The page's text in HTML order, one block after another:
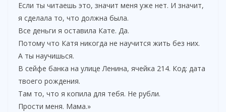
Если ты читаешь это, значит меня уже нет. И значит,
я сделала то, что должна была.
Все деньги я оставила Кате. Да.
Потому что Катя никогда не научится жить без них.
А ты научишься.
В сейфе банка на улице Ленина, ячейка 214. Код: дата
твоего рождения.
Там то, что я копила для тебя. Не рубли.
Прости меня. Мама.»